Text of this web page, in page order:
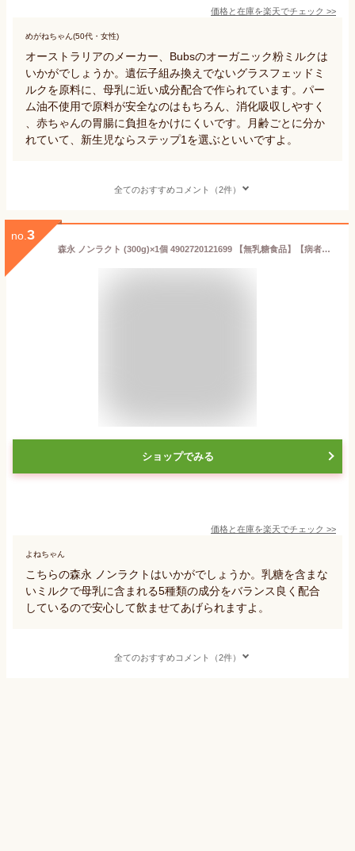
価格と在庫を楽天でチェック >>
めがねちゃん(50代・女性)
オーストラリアのメーカー、Bubsのオーガニック粉ミルクは
いかがでしょうか。遺伝子組み換えでないグラスフェッドミ
ルクを原料に、母乳に近い成分配合で作られています。パー
ム油不使用で原料が安全なのはもちろん、消化吸収しやすく
、赤ちゃんの胃腸に負担をかけにくいです。月齢ごとに分か
れていて、新生児ならステップ1を選ぶといいですよ。
全てのおすすめコメント（2件）
no. 3
森永 ノンラクト (300g)×1個 4902720121699 【無乳糖食品】【病者用食品】【取寄商品】【3980円以上送料無料(沖縄・離島・海外除く)】
ショップでみる
価格と在庫を楽天でチェック >>
よねちゃん
こちらの森永 ノンラクトはいかがでしょうか。乳糖を含まな
いミルクで母乳に含まれる5種類の成分をバランス良く配合
しているので安心して飲ませてあげられますよ。
全てのおすすめコメント（2件）